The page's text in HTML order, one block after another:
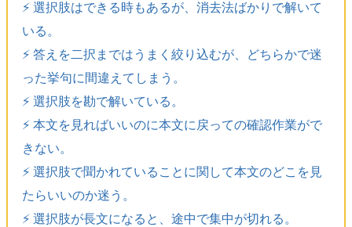
⚡️ 選択肢はできる時もあるが、消去法ばかりで解いて
いる。
⚡️ 答えを二択まではうまく絞り込むが、どちらかで迷
った挙句に間違えてしまう。
⚡️ 選択肢を勘で解いている。
⚡️ 本文を見ればいいのに本文に戻っての確認作業がで
きない。
⚡️ 選択肢で聞かれていることに関して本文のどこを見
たらいいのか迷う。
⚡️ 選択肢が長文になると、途中で集中が切れる。